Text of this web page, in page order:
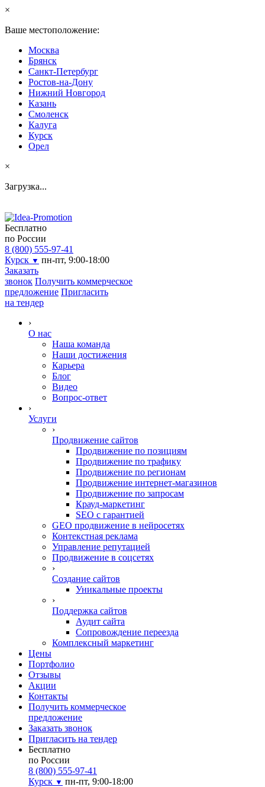
×
Ваше местоположение:
Москва
Брянск
Санкт-Петербург
Ростов-на-Дону
Нижний Новгород
Казань
Смоленск
Калуга
Курск
Орел
×
Загрузка...
Бесплатно
по России
8 (800) 555-97-41
Курск ▼ пн-пт, 9:00-18:00
Заказать
звонок Получить коммерческое
предложение Пригласить
на тендер
›
О нас
Наша команда
Наши достижения
Карьера
Блог
Видео
Вопрос-ответ
›
Услуги
›
Продвижение сайтов
Продвижение по позициям
Продвижение по трафику
Продвижение по регионам
Продвижение интернет-магазинов
Продвижение по запросам
Крауд-маркетинг
SEO с гарантией
GEO продвижение в нейросетях
Контекстная реклама
Управление репутацией
Продвижение в соцсетях
›
Создание сайтов
Уникальные проекты
›
Поддержка сайтов
Аудит сайта
Сопровождение переезда
Комплексный маркетинг
Цены
Портфолио
Отзывы
Акции
Контакты
Получить коммерческое
предложение
Заказать звонок
Пригласить на тендер
Бесплатно
по России
8 (800) 555-97-41
Курск ▼ пн-пт, 9:00-18:00